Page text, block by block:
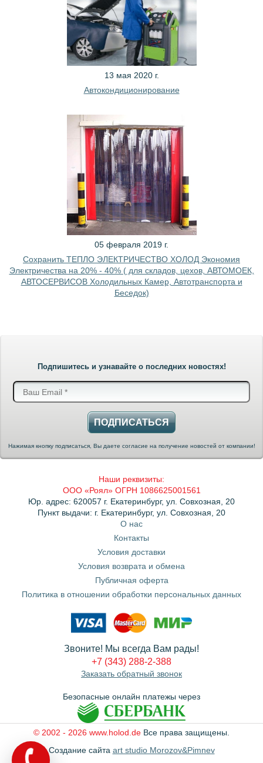
13 мая 2020 г.
Автокондиционирование
05 февраля 2019 г.
Сохранить ТЕПЛО ЭЛЕКТРИЧЕСТВО ХОЛОД Экономия
Электричества на 20% - 40% ( для складов, цехов, АВТОМОЕК,
АВТОСЕРВИСОВ Холодильных Камер, Автотранспорта и
Беседок)
Подпишитесь и узнавайте о последних новостях!
ПОДПИСАТЬСЯ
Нажимая кнопку подписаться, Вы даете согласие на получение новостей от компании!
Наши реквизиты:
ООО «Роял» ОГРН 1086625001561
Юр. адрес: 620057 г. Екатеринбург, ул. Совхозная, 20
Пункт выдачи: г. Екатеринбург, ул. Совхозная, 20
О нас
Контакты
Условия доставки
Условия возврата и обмена
Публичная оферта
Политика в отношении обработки персональных данных
Звоните! Мы всегда Вам рады!
+7 (343) 288-2-388
Заказать обратный звонок
Безопасные онлайн платежы через
© 2002 - 2026 www.holod.de Все права защищены.
Создание сайта art studio Morozov&Pimnev